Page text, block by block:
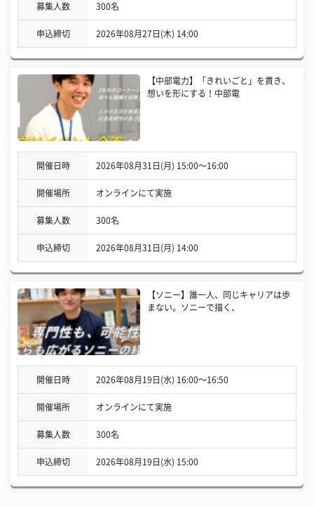
募集人数 300名
申込締切 2026年08月27日(木) 14:00
【中部電力】「きれいごと」を貫き、
想いを形にする！中部電
開催日時 2026年08月31日(月) 15:00〜16:00
開催場所 オンラインにて実施
募集人数 300名
申込締切 2026年08月31日(月) 14:00
【ソニー】誰一人、同じキャリアは歩
まない。ソニーで描く、
開催日時 2026年08月19日(水) 16:00〜16:50
開催場所 オンラインにて実施
募集人数 300名
申込締切 2026年08月19日(水) 15:00